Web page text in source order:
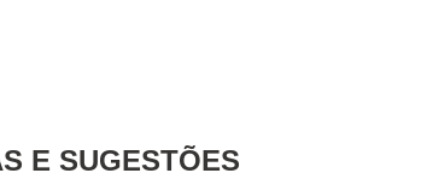
E SUGESTÕES